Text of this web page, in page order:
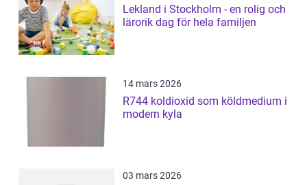
Lekland i Stockholm - en rolig och
lärorik dag för hela familjen
14 mars 2026
R744 koldioxid som köldmedium i
modern kyla
03 mars 2026